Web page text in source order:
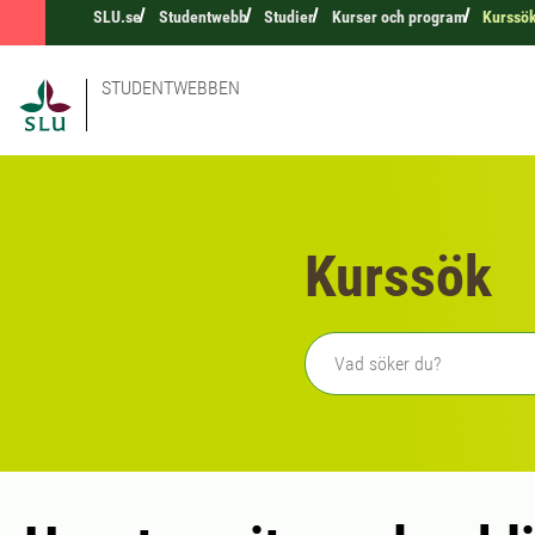
SLU.se Studentwebb Studier Kurser och program
STUDENTWEBBEN
Kurssök
Fritext sökning